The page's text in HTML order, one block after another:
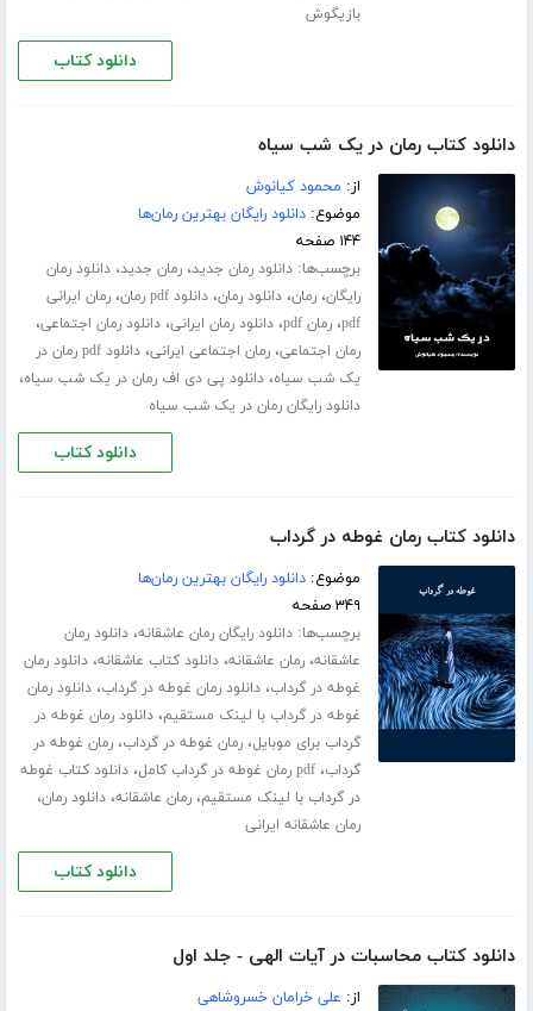
بازیگوش
دانلود کتاب
دانلود کتاب رمان در یک شب سیاه
از: محمود کیانوش
موضوع:دانلود رایگان بهترین رمان‌ها
۱۴۴ صفحه
برچسب‌ها:دانلود رمان جدید،رمان جدید،دانلود رمان
رایگان،رمان،دانلود رمان،دانلود pdf رمان ،رمان ایرانی
pdf،رمان pdf ،دانلود رمان ایرانی،دانلود رمان اجتماعی،
رمان اجتماعی،رمان اجتماعی ایرانی،
دانلود pdf رمان در
یک شب سیاه،دانلود پی دی اف رمان در یک شب سیاه،
دانلود رایگان رمان در یک شب سیاه
دانلود کتاب
دانلود کتاب رمان غوطه در گرداب
موضوع:دانلود رایگان بهترین رمان‌ها
۳۴۹ صفحه
برچسب‌ها:دانلود رایگان رمان عاشقانه،دانلود رمان
عاشقانه،رمان عاشقانه،دانلود کتاب عاشقانه،دانلود رمان
غوطه در گرداب،دانلود رمان غوطه در گرداب،دانلود رمان
غوطه در گرداب با لینک مستقیم،دانلود رمان غوطه در
گرداب برای موبایل،رمان غوطه در گرداب،رمان غوطه در
گرداب،pdf رمان غوطه در گرداب کامل ،دانلود کتاب غوطه
در گرداب با لینک مستقیم،رمان عاشقانه،دانلود رمان،
رمان عاشقانه ایرانی
دانلود کتاب
دانلود کتاب محاسبات در آیات الهی - جلد اول
از: علی خرامان خسروشاهی